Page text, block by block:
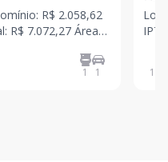
R$ 2.058,62
R$ 7.072,27 Área
fechado, com
1 1 156